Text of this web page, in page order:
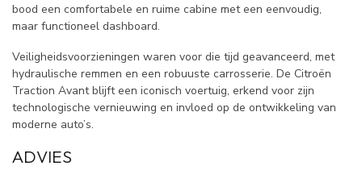
bood een comfortabele en ruime cabine met een eenvoudig,
maar functioneel dashboard.
Veiligheidsvoorzieningen waren voor die tijd geavanceerd, met
hydraulische remmen en een robuuste carrosserie. De Citroën
Traction Avant blijft een iconisch voertuig, erkend voor zijn
technologische vernieuwing en invloed op de ontwikkeling van
moderne auto’s.
ADVIES